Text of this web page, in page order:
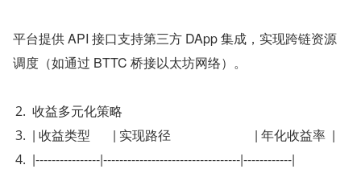
平台提供 API 接口支持第三方 DApp 集成，实现跨链资源
调度（如通过 BTTC 桥接以太坊网络）。
收益多元化策略
| 收益类型       | 实现路径                          | 年化收益率  |
|----------------|----------------------------------|------------|